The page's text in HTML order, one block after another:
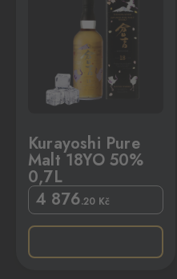
Kurayoshi Pure
Malt 18YO 50%
0,7L
4 876.20 Kč